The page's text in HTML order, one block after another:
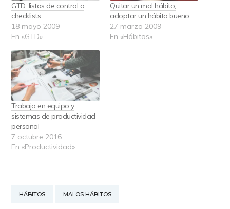
GTD: listas de control o
checklists
18 mayo 2009
En «GTD»
Quitar un mal hábito,
adoptar un hábito bueno
27 marzo 2009
En «Hábitos»
Trabajo en equipo y
sistemas de productividad
personal
7 octubre 2016
En «Productividad»
HÁBITOS MALOS HÁBITOS